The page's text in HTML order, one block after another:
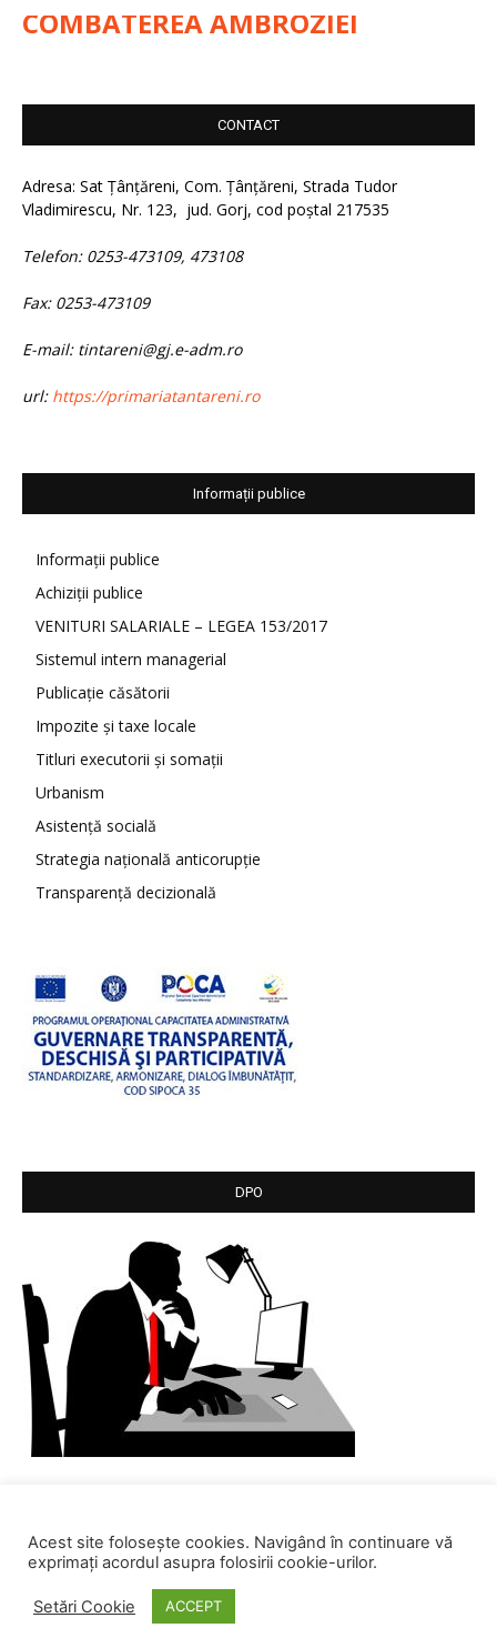
COMBATEREA AMBROZIEI
CONTACT
Adresa: Sat Țânțăreni, Com. Țânțăreni, Strada Tudor
Vladimirescu, Nr. 123, jud. Gorj, cod poștal 217535
Telefon: 0253-473109, 473108
Fax: 0253-473109
E-mail: tintareni@gj.e-adm.ro
url: https://primariatantareni.ro
Informații publice
Informații publice
Achiziții publice
VENITURI SALARIALE – LEGEA 153/2017
Sistemul intern managerial
Publicație căsătorii
Impozite și taxe locale
Titluri executorii și somații
Urbanism
Asistență socială
Strategia națională anticorupție
Transparență decizională
DPO
© SC Centrul de Calcul SA. All rights reserved.
Acest site folosește cookies. Navigând în continuare vă
exprimați acordul asupra folosirii cookie-urilor.
Setări Cookie ACCEPT